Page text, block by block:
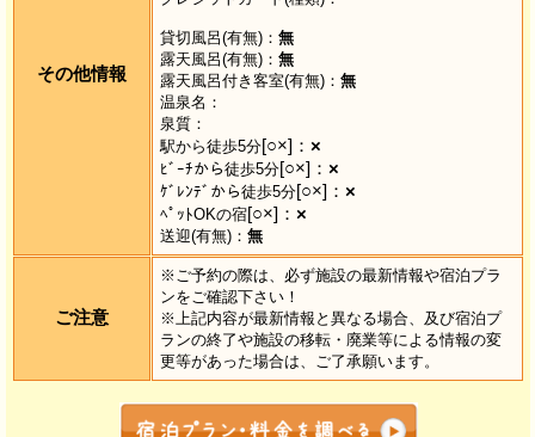
その他情報
貸切風呂(有無)： 無
露天風呂(有無)： 無
露天風呂付き客室(有無)： 無
温泉名：
泉質：
駅から徒歩5分[○×]： ×
ﾋﾞｰﾁから徒歩5分[○×]： ×
ｹﾞﾚﾝﾃﾞから徒歩5分[○×]： ×
ﾍﾟｯﾄOKの宿[○×]： ×
送迎(有無)： 無
ご注意
※ご予約の際は、必ず施設の最新情報や宿泊プラ
ンをご確認下さい！
※上記内容が最新情報と異なる場合、及び宿泊プ
ランの終了や施設の移転・廃業等による情報の変
更等があった場合は、ご了承願います。